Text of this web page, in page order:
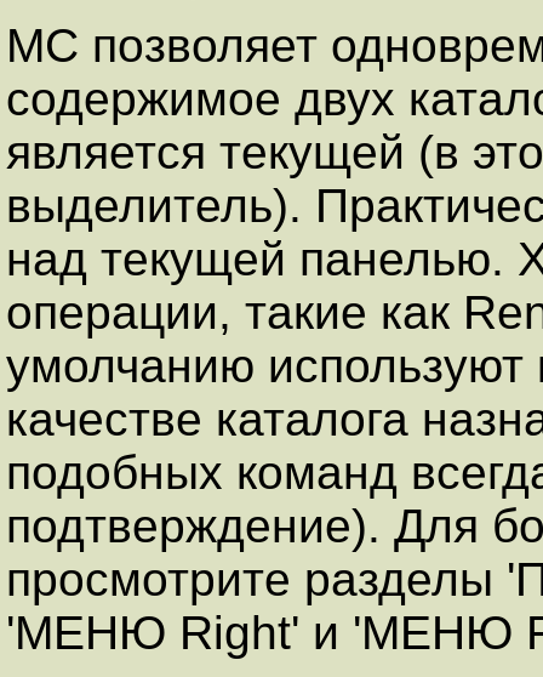
MC позволяет
содержимое двух
является текущей (в
выделитель).
над текущей панелью.
операции, такие как
умолчанию используют
качестве каталога
подобных команд
подтверждение). Для
просмотрите
'МЕНЮ Right' и 'МЕНЮ